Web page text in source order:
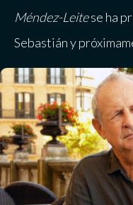
Méndez-Leitese ha
Sebastián y